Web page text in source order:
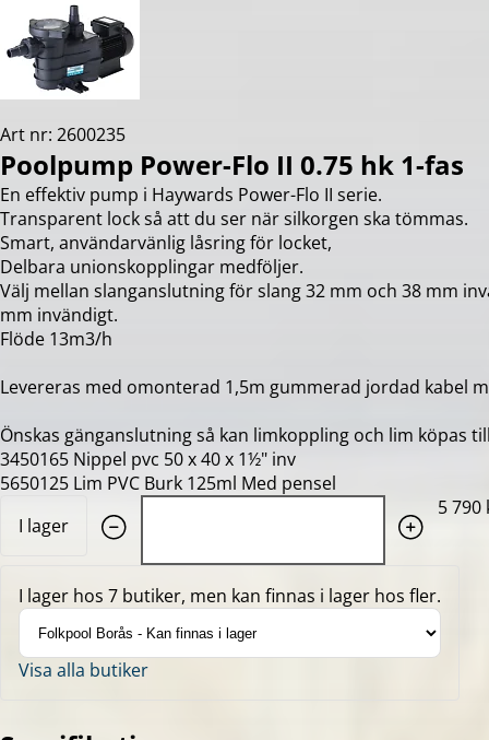
Art nr: 2600235
Poolpump Power-Flo II 0.75 hk 1-fas
En effektiv pump i Haywards Power-Flo II serie.
Transparent lock så att du ser när silkorgen ska tömmas.
Smart, användarvänlig låsring för locket,
Delbara unionskopplingar medföljer.
Välj mellan slanganslutning för slang 32 mm och 38 mm
mm invändigt.
Flöde 13m3/h
Levereras med omonterad 1,5m gummerad jordad kabel
Önskas gänganslutning så kan limkoppling och lim köpas
3450165 Nippel pvc 50 x 40 x 1½" inv
5650125 Lim PVC Burk 125ml Med pensel
I lager
5 790
I lager hos 7 butiker, men kan finnas i lager hos fler.
Visa alla butiker